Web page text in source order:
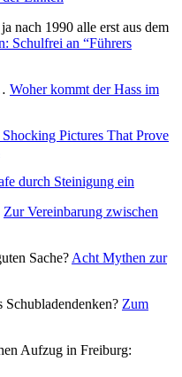
nach 1990 alle erst aus dem
Schulfrei an “Führers
Woher kommt der Hass im
Shocking Pictures That Prove
durch Steinigung ein
Zur Vereinbarung zwischen
Sache? Acht Mythen zur
Zum
Aufzug in Freiburg: